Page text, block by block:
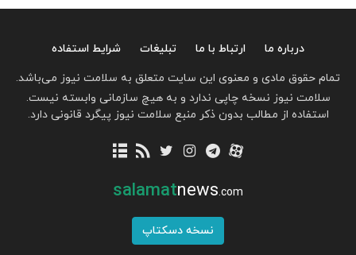
درباره ما ارتباط با ما تبلیغات
شرایط استفاده
تمام حقوق مادی و معنوی این سایت متعلق به سلامت نیوز می‌باشد.
سلامت نیوز نسخه چاپی ندارد و به هیچ سازمانی وابسته نیست.
استفاده از مطالب بدون ذکر منبع سلامت نیوز پیگرد قانونی دارد.
salamatnews.com
نسخه دسکتاپ